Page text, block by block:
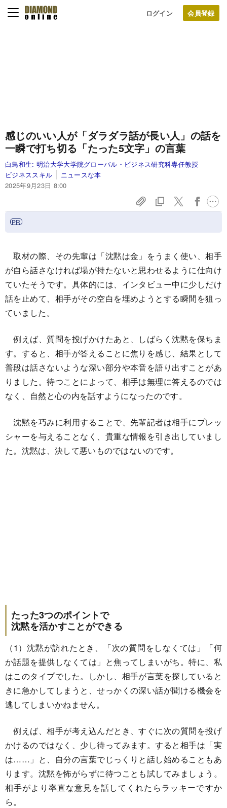
ログイン
感じのいい人が「ダラダラ話が長い人」の話を
一瞬で打ち切る「たった5文字」の言葉
白鳥和生: 明治大学大学院グローバル・ビジネス研究科専任教授
ビジネススキル
ニュースな本
2025年9月23日 8:00
取材の際、その先輩は「沈黙は金」をうまく使い、相手
が自ら話さなければ場が持たないと思わせるように仕向け
ていたそうです。具体的には、インタビュー中に少しだけ
話を止めて、相手がその空白を埋めようとする瞬間を狙っ
ていました。
例えば、質問を投げかけたあと、しばらく沈黙を保ちま
す。すると、相手が答えることに焦りを感じ、結果として
普段は話さないような深い部分や本音を語り出すことがあ
りました。待つことによって、相手は無理に答えるのでは
なく、自然と心の内を話すようになったのです。
沈黙を巧みに利用することで、先輩記者は相手にプレッ
シャーを与えることなく、貴重な情報を引き出していまし
た。沈黙は、決して悪いものではないのです。
たった3つのポイントで
沈黙を活かすことができる
（1）沈黙が訪れたとき、「次の質問をしなくては」「何
か話題を提供しなくては」と焦ってしまいがち。特に、私
はこのタイプでした。しかし、相手が言葉を探していると
きに急かしてしまうと、せっかくの深い話が聞ける機会を
逃してしまいかねません。
例えば、相手が考え込んだとき、すぐに次の質問を投げ
かけるのではなく、少し待ってみます。すると相手は「実
は……」と、自分の言葉でじっくりと話し始めることもあ
ります。沈黙を怖がらずに待つことも試してみましょう。
相手がより率直な意見を話してくれたらラッキーですか
ら。